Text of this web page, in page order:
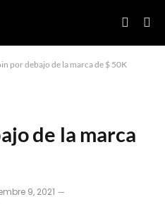
por debajo de la marca de $ 50K
de la marca
9, 2021